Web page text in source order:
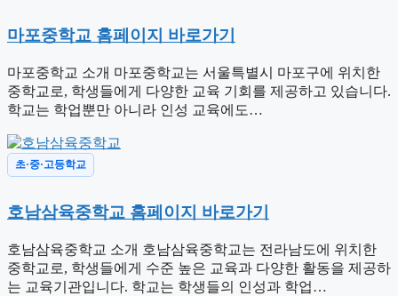
마포중학교 홈페이지 바로가기
마포중학교 소개 마포중학교는 서울특별시 마포구에 위치한
중학교로, 학생들에게 다양한 교육 기회를 제공하고 있습니다.
학교는 학업뿐만 아니라 인성 교육에도…
초·중·고등학교
호남삼육중학교 홈페이지 바로가기
호남삼육중학교 소개 호남삼육중학교는 전라남도에 위치한
중학교로, 학생들에게 수준 높은 교육과 다양한 활동을 제공하
는 교육기관입니다. 학교는 학생들의 인성과 학업…